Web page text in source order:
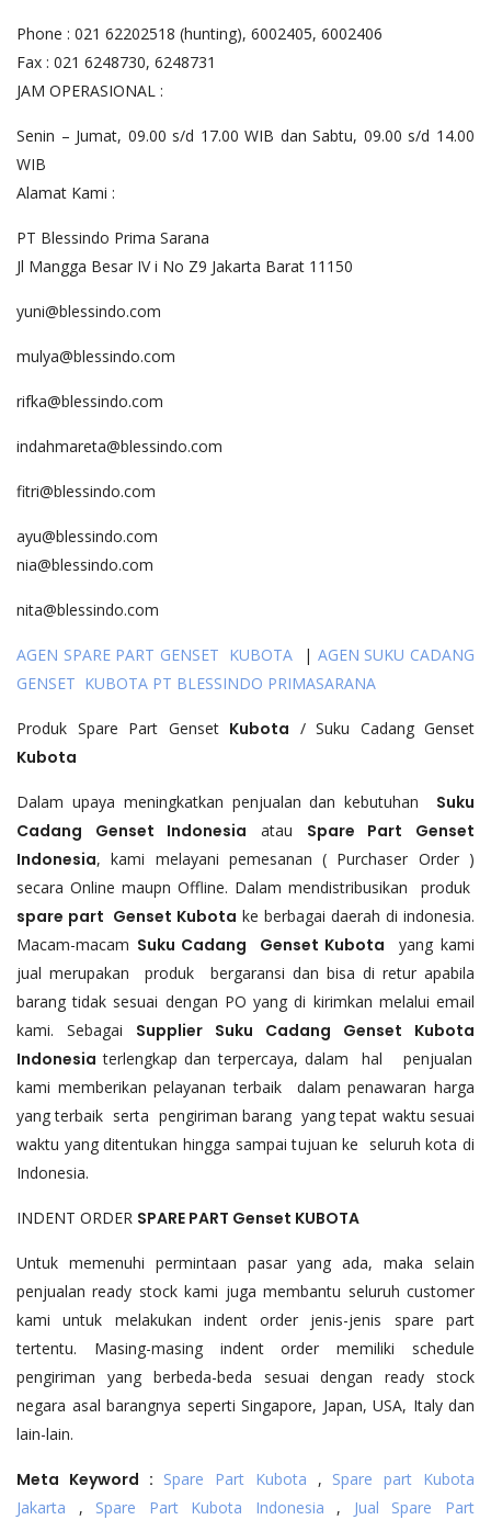
Phone : 021 62202518 (hunting), 6002405, 6002406
Fax : 021 6248730, 6248731
JAM OPERASIONAL :
Senin – Jumat, 09.00 s/d 17.00 WIB dan Sabtu, 09.00 s/d 14.00
WIB
Alamat Kami :
PT Blessindo Prima Sarana
Jl Mangga Besar IV i No Z9 Jakarta Barat 11150
yuni@blessindo.com
mulya@blessindo.com
rifka@blessindo.com
indahmareta@blessindo.com
fitri@blessindo.com
ayu@blessindo.com
nia@blessindo.com
nita@blessindo.com
AGEN SPARE PART GENSET KUBOTA | AGEN SUKU CADANG
GENSET KUBOTA PT BLESSINDO PRIMASARANA
Produk Spare Part Genset Kubota / Suku Cadang Genset
Kubota
Dalam upaya meningkatkan penjualan dan kebutuhan Suku
Cadang Genset Indonesia atau Spare Part Genset
Indonesia, kami melayani pemesanan ( Purchaser Order )
secara Online maupn Offline. Dalam mendistribusikan produk
spare part Genset Kubota ke berbagai daerah di indonesia.
Macam-macam Suku Cadang Genset Kubota yang kami
jual merupakan produk bergaransi dan bisa di retur apabila
barang tidak sesuai dengan PO yang di kirimkan melalui email
kami. Sebagai Supplier Suku Cadang Genset Kubota
Indonesia terlengkap dan terpercaya, dalam hal penjualan
kami memberikan pelayanan terbaik dalam penawaran harga
yang terbaik serta pengiriman barang yang tepat waktu sesuai
waktu yang ditentukan hingga sampai tujuan ke seluruh kota di
Indonesia.
INDENT ORDER SPARE PART Genset KUBOTA
Untuk memenuhi permintaan pasar yang ada, maka selain
penjualan ready stock kami juga membantu seluruh customer
kami untuk melakukan indent order jenis-jenis spare part
tertentu. Masing-masing indent order memiliki schedule
pengiriman yang berbeda-beda sesuai dengan ready stock
negara asal barangnya seperti Singapore, Japan, USA, Italy dan
lain-lain.
Meta Keyword : Spare Part Kubota , Spare part Kubota
Jakarta , Spare Part Kubota Indonesia , Jual Spare Part